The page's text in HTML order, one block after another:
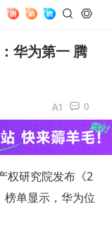
华为第一 腾
0
权研究院发布《2
单显示，华为位